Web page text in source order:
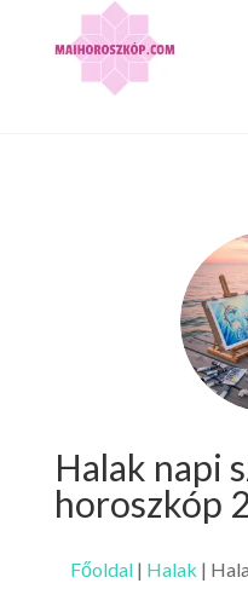
Halak napi
horoszkóp
Főoldal| Halak |